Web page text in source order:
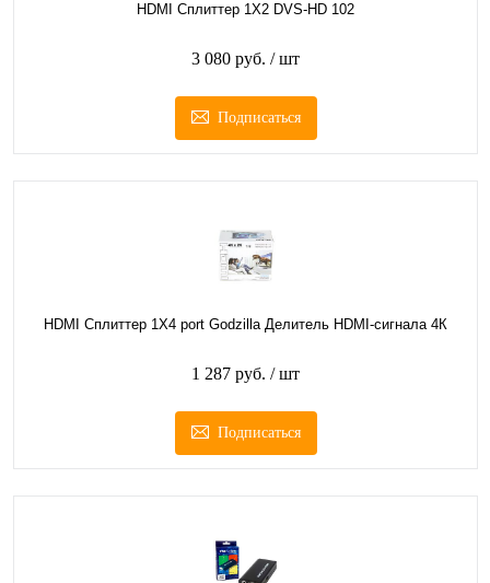
HDMI Сплиттер 1Х2 DVS-HD 102
3 080 руб. / шт
Подписаться
HDMI Сплиттер 1Х4 port Godzilla Делитель HDMI-сигнала 4К
1 287 руб. / шт
Подписаться